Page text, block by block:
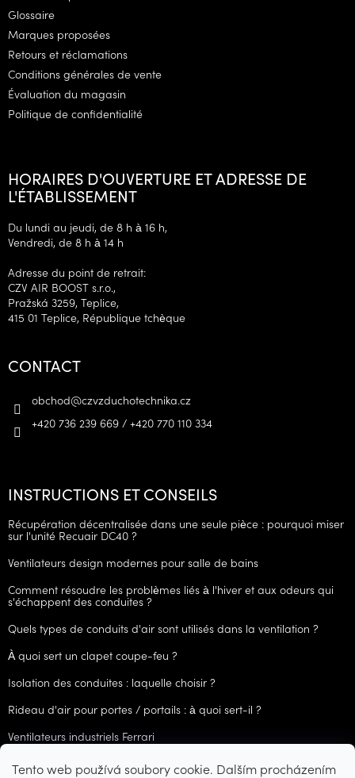
Tento web používá soubory cookie. Dalším procházením
pGlossaire
Marques proposées
Retours et réclamations
Conditions générales de vente
Évaluation du magasin
Politique de confidentialité
HORAIRES D'OUVERTURE ET ADRESSE DE
L'ÉTABLISSEMENT
Du lundi au jeudi, de 8 h à 16 h,
Vendredi, de 8 h à 14 h
Adresse du point de retrait:
CZV AIR BOOST s.r.o.,
Pražská 3259, Teplice,
415 01 Teplice, République tchèque
CONTACT
obchod@czvzduchotechnika.cz
+420 736 239 669 / +420 770 110 334
INSTRUCTIONS ET CONSEILS
Récupération décentralisée dans une seule pièce : pourquoi miser
sur l'unité Recuair DC40 ?
Ventilateurs design modernes pour salle de bains
Comment résoudre les problèmes liés à l'hiver et aux odeurs qui
s'échappent des conduites ?
Quels types de conduits d'air sont utilisés dans la ventilation ?
À quoi sert un clapet coupe-feu ?
Isolation des conduites : laquelle choisir ?
Rideau d'air pour portes / portails : à quoi sert-il ?
Ventilateurs industriels Ferrari
ARCHIVES